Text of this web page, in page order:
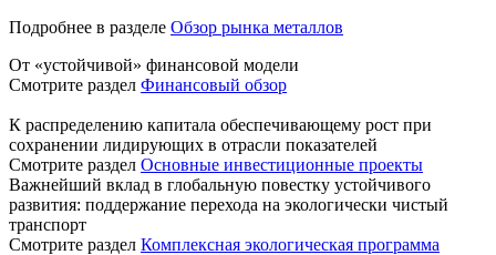
Подробнее в разделе Обзор рынка металлов
От «устойчивой» финансовой модели
Смотрите раздел Финансовый обзор
К распределению капитала обеспечивающему рост при
сохранении лидирующих в отрасли показателей
Смотрите раздел Основные инвестиционные проекты
Важнейший вклад в глобальную повестку устойчивого
развития: поддержание перехода на экологически чистый
транспорт
Смотрите раздел Комплексная экологическая программа